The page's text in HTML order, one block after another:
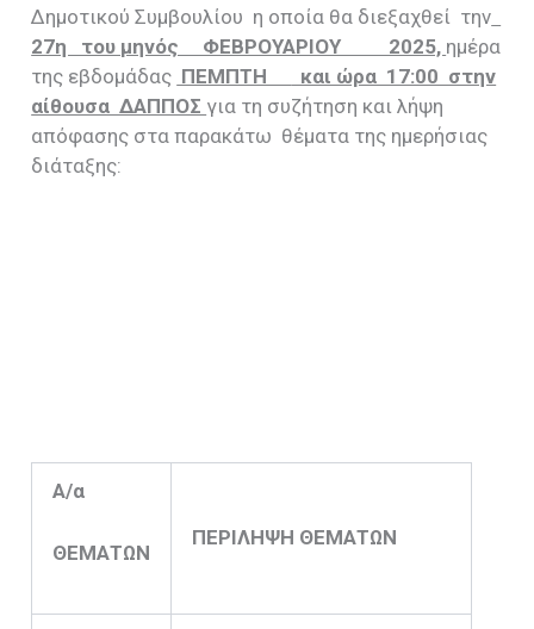
Δημοτικού Συμβουλίου η οποία θα διεξαχθεί την
27η του μηνός ΦΕΒΡΟΥΑΡΙΟΥ 2025, ημέρα
της εβδομάδας ΠΕΜΠΤΗ
και ώρα 17:00 στην
αίθουσα ΔΑΠΠΟΣ για τη συζήτηση και λήψη
απόφασης στα παρακάτω θέματα της ημερήσιας
διάταξης:
Α/α
ΘΕΜΑΤΩΝ
ΠΕΡΙΛΗΨΗ ΘΕΜΑΤΩΝ